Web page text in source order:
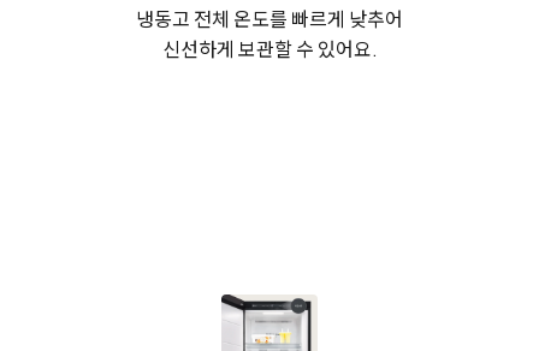
냉동고 전체 온도를 빠르게 낮추어
신선하게 보관할 수 있어요.